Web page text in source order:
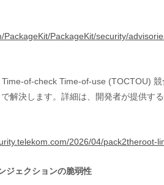
PackageKit/PackageKit/security/
of-check Time-of-use (TOCTOU)
解決します。詳細は、開発者が提供す
2026/04/pack2theroot-
ジェクションの脆弱性